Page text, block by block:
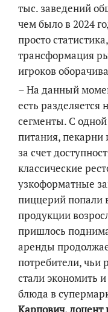
тыс. заведений
чем было в 2024
просто
трансформация
игроков
– На данный
есть
сегменты. С
питания, пекарни
за счет
классические
узкоформатные
пиццерий попали
продукции
пришлось
аренды
потребители, чьи
стали экономить
блюда в
Карпович,